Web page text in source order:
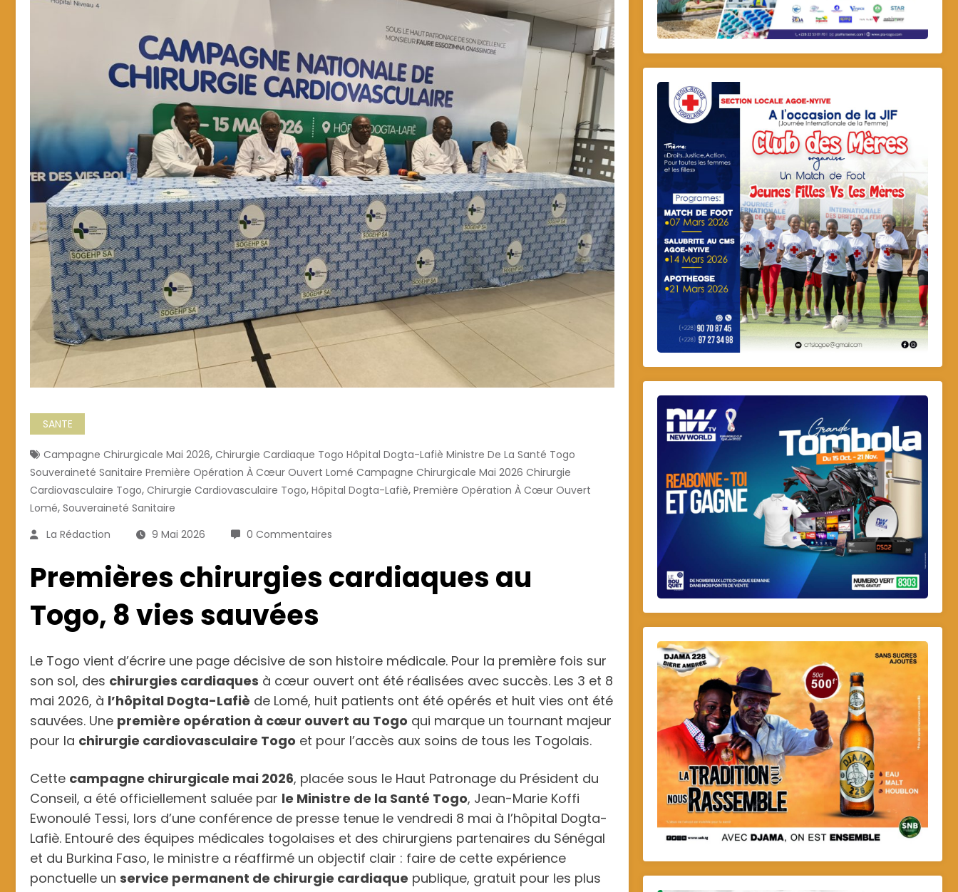
SANTE
Campagne Chirurgicale Mai 2026, Chirurgie Cardiaque Togo Hôpital Dogta-Lafiè Ministre De La Santé Togo
Souveraineté Sanitaire Première Opération À Cœur Ouvert Lomé Campagne Chirurgicale Mai 2026 Chirurgie
Cardiovasculaire Togo, Chirurgie Cardiovasculaire Togo, Hôpital Dogta-Lafiè, Première Opération À Cœur Ouvert
Lomé, Souveraineté Sanitaire
La Rédaction
9 Mai 2026 0 Commentaires
Premières chirurgies cardiaques au
Togo, 8 vies sauvées
Le Togo vient d’écrire une page décisive de son histoire médicale. Pour la première fois sur
son sol, des chirurgies cardiaques à cœur ouvert ont été réalisées avec succès. Les 3 et 8
mai 2026, à l’hôpital Dogta-Lafiè de Lomé, huit patients ont été opérés et huit vies ont été
sauvées. Une première opération à cœur ouvert au Togo qui marque un tournant majeur
pour la chirurgie cardiovasculaire Togo et pour l’accès aux soins de tous les Togolais.
Cette campagne chirurgicale mai 2026, placée sous le Haut Patronage du Président du
Conseil, a été officiellement saluée par le Ministre de la Santé Togo, Jean-Marie Koffi
Ewonoulé Tessi, lors d’une conférence de presse tenue le vendredi 8 mai à l’hôpital Dogta-
Lafiè. Entouré des équipes médicales togolaises et des chirurgiens partenaires du Sénégal
et du Burkina Faso, le ministre a réaffirmé un objectif clair : faire de cette expérience
ponctuelle un service permanent de chirurgie cardiaque publique, gratuit pour les plus